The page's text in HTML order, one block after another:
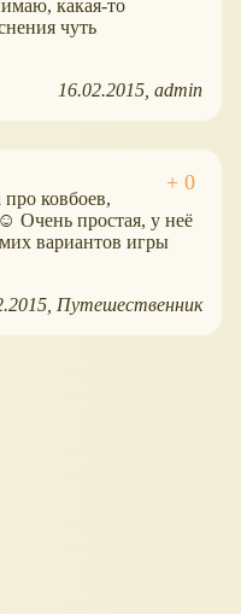
какая-то
чуть
16.02.2015 admin
ковбоев,
Очень простая, у неё
вариантов игры
Путешественник